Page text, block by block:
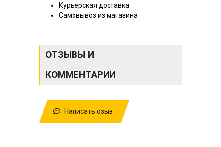
Курьерская доставка
Самовывоз из магазина
ОТЗЫВЫ И
КОММЕНТАРИИ
Написать озыв